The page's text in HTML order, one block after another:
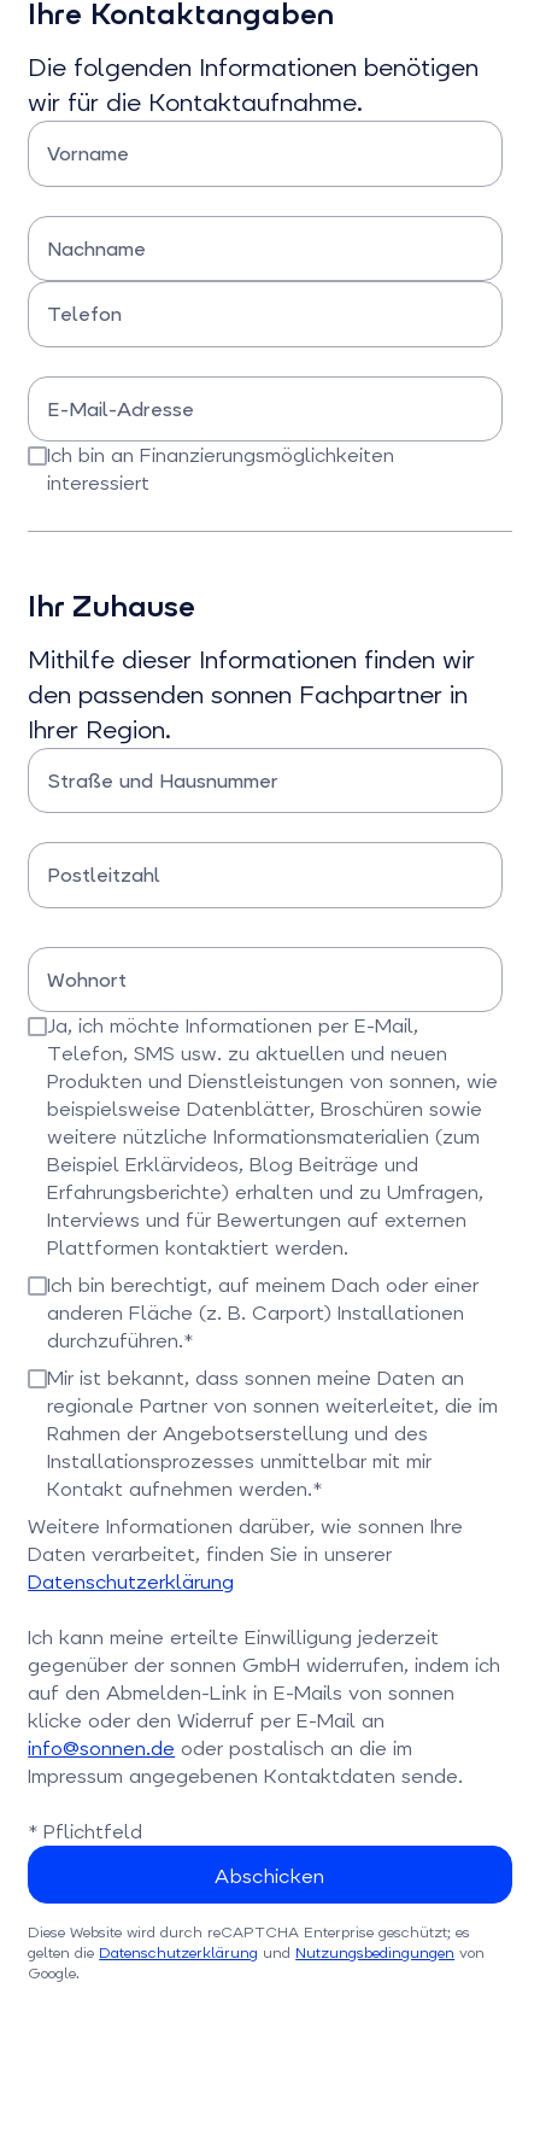
an
auswählen
auswählen
Ihre Kontaktangaben
Die folgenden Informationen benötigen
wir für die Kontaktaufnahme.
Vorname
Nachname
Bitte Nachname eingeben
Telefon
E-Mail-Adresse
Bitte E-Mail-Adresse eingeben
Ich bin an Finanzierungsmöglichkeiten
interessiert
Ihr Zuhause
Mithilfe dieser Informationen finden wir
den passenden sonnen Fachpartner in
Ihrer Region.
Straße und Hausnummer
Postleitzahl
Wohnort
Bitte Wohnort eingeben
Ja, ich möchte Informationen per E-Mail,
Telefon, SMS usw. zu aktuellen und neuen
Produkten und Dienstleistungen von sonnen, wie
beispielsweise Datenblätter, Broschüren sowie
weitere nützliche Informationsmaterialien (zum
Beispiel Erklärvideos, Blog Beiträge und
Erfahrungsberichte) erhalten und zu Umfragen,
Interviews und für Bewertungen auf externen
Plattformen kontaktiert werden.
Bitte bestätigen Sie dieses Feld
Ich bin berechtigt, auf meinem Dach oder einer
anderen Fläche (z. B. Carport) Installationen
durchzuführen.*
Bitte bestätigen Sie dieses Feld
Mir ist bekannt, dass sonnen meine Daten an
regionale Partner von sonnen weiterleitet, die im
Rahmen der Angebotserstellung und des
Installationsprozesses unmittelbar mit mir
Kontakt aufnehmen werden.*
Bitte bestätigen Sie dieses Feld
Weitere Informationen darüber, wie sonnen Ihre
Daten verarbeitet, finden Sie in unserer
Datenschutzerklärung
Ich kann meine erteilte Einwilligung jederzeit
gegenüber der sonnen GmbH widerrufen, indem ich
auf den Abmelden-Link in E-Mails von sonnen
klicke oder den Widerruf per E-Mail an
info@sonnen.de oder postalisch an die im
Impressum angegebenen Kontaktdaten sende.
* Pflichtfeld
Diese Website wird durch reCAPTCHA Enterprise geschützt; es
gelten die Datenschutzerklärung und Nutzungsbedingungen von
Google.